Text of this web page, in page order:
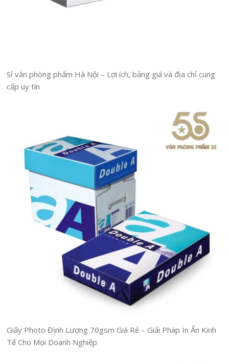
Sỉ văn phòng phẩm Hà Nội – Lợi ích, bảng giá và địa chỉ cung
cấp uy tín
Giấy Photo Định Lượng 70gsm Giá Rẻ – Giải Pháp In Ấn Kinh
Tế Cho Mọi Doanh Nghiệp